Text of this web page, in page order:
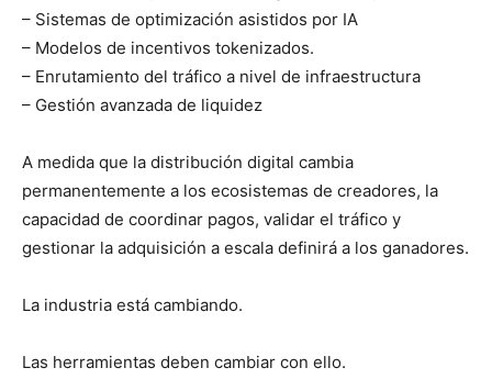
– Sistemas de optimización asistidos por IA
– Modelos de incentivos tokenizados.
– Enrutamiento del tráfico a nivel de infraestructura
– Gestión avanzada de liquidez
A medida que la distribución digital cambia
permanentemente a los ecosistemas de creadores, la
capacidad de coordinar pagos, validar el tráfico y
gestionar la adquisición a escala definirá a los ganadores.
La industria está cambiando.
Las herramientas deben cambiar con ello.